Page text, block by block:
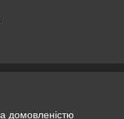
домовленістю